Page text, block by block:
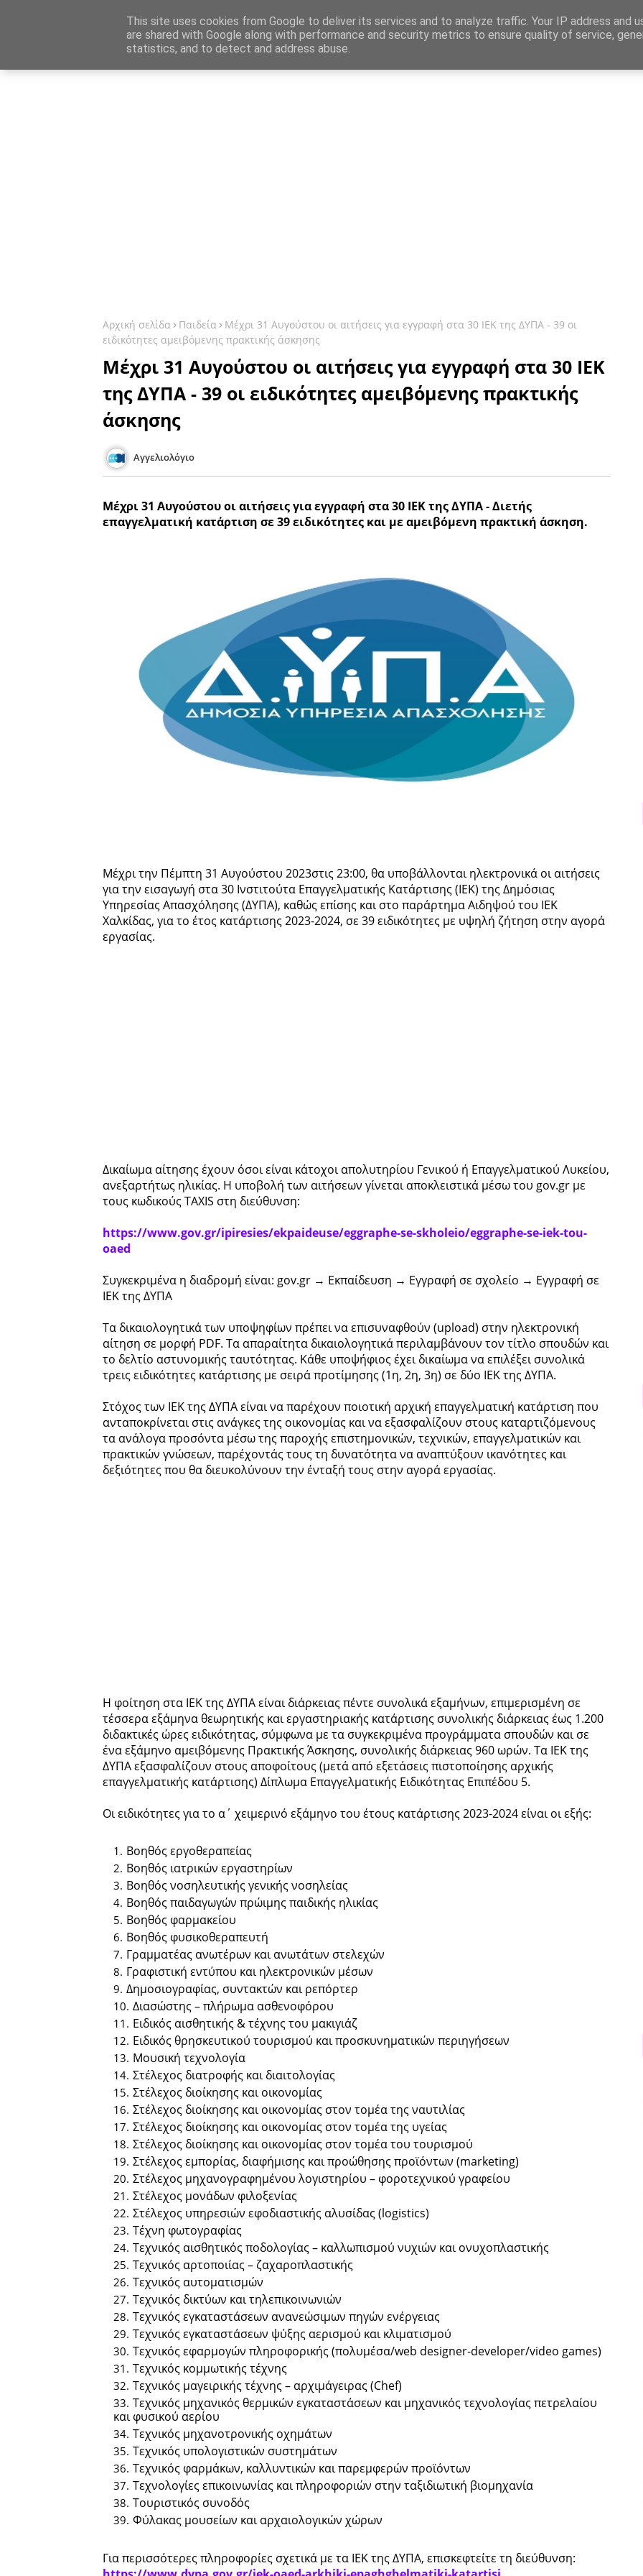
Καταχώρηση Αγγελίας Επικοινωνία Site Map
Ενημέρωση Αγγελίες Εργασίας
Αρχική σελίδα Παιδεία
Μέχρι 31 Αυγούστου οι αιτήσεις για εγγραφή στα 30 ΙΕΚ της ΔΥΠΑ - 39 οι
ειδικότητες αμειβόμενης πρακτικής άσκησης
Μέχρι 31 Αυγούστου οι αιτήσεις για εγγραφή στα 30 ΙΕΚ
της ΔΥΠΑ - 39 οι ειδικότητες αμειβόμενης πρακτικής
άσκησης
Αγγελιολόγιο
Μέχρι 31 Αυγούστου οι αιτήσεις για εγγραφή στα 30 ΙΕΚ της ΔΥΠΑ - Διετής
επαγγελματική κατάρτιση σε 39 ειδικότητες και με αμειβόμενη πρακτική άσκηση.
Μέχρι την Πέμπτη 31 Αυγούστου 2023στις 23:00, θα υποβάλλονται ηλεκτρονικά οι αιτήσεις
για την εισαγωγή στα 30 Ινστιτούτα Επαγγελματικής Κατάρτισης (ΙΕΚ) της Δημόσιας
Υπηρεσίας Απασχόλησης (ΔΥΠΑ), καθώς επίσης και στο παράρτημα Αιδηψού του ΙΕΚ
Χαλκίδας, για το έτος κατάρτισης 2023-2024, σε 39 ειδικότητες με υψηλή ζήτηση στην αγορά
εργασίας.
Δικαίωμα αίτησης έχουν όσοι είναι κάτοχοι απολυτηρίου Γενικού ή Επαγγελματικού Λυκείου,
ανεξαρτήτως ηλικίας. Η υποβολή των αιτήσεων γίνεται αποκλειστικά μέσω του gov.gr με
τους κωδικούς TAXIS στη διεύθυνση:
https://www.gov.gr/ipiresies/ekpaideuse/eggraphe-se-skholeio/eggraphe-se-iek-tou-
oaed
Συγκεκριμένα η διαδρομή είναι: gov.gr → Εκπαίδευση → Εγγραφή σε σχολείο → Εγγραφή σε
ΙΕΚ της ΔΥΠΑ
Τα δικαιολογητικά των υποψηφίων πρέπει να επισυναφθούν (upload) στην ηλεκτρονική
αίτηση σε μορφή PDF. Τα απαραίτητα δικαιολογητικά περιλαμβάνουν τον τίτλο σπουδών και
το δελτίο αστυνομικής ταυτότητας. Κάθε υποψήφιος έχει δικαίωμα να επιλέξει συνολικά
τρεις ειδικότητες κατάρτισης με σειρά προτίμησης (1η, 2η, 3η) σε δύο ΙΕΚ της ΔΥΠΑ.
Στόχος των ΙΕΚ της ΔΥΠΑ είναι να παρέχουν ποιοτική αρχική επαγγελματική κατάρτιση που
ανταποκρίνεται στις ανάγκες της οικονομίας και να εξασφαλίζουν στους καταρτιζόμενους
τα ανάλογα προσόντα μέσω της παροχής επιστημονικών, τεχνικών, επαγγελματικών και
πρακτικών γνώσεων, παρέχοντάς τους τη δυνατότητα να αναπτύξουν ικανότητες και
δεξιότητες που θα διευκολύνουν την ένταξή τους στην αγορά εργασίας.
Η φοίτηση στα ΙΕΚ της ΔΥΠΑ είναι διάρκειας πέντε συνολικά εξαμήνων, επιμερισμένη σε
τέσσερα εξάμηνα θεωρητικής και εργαστηριακής κατάρτισης συνολικής διάρκειας έως 1.200
διδακτικές ώρες ειδικότητας, σύμφωνα με τα συγκεκριμένα προγράμματα σπουδών και σε
ένα εξάμηνο αμειβόμενης Πρακτικής Άσκησης, συνολικής διάρκειας 960 ωρών. Τα ΙΕΚ της
ΔΥΠΑ εξασφαλίζουν στους αποφοίτους (μετά από εξετάσεις πιστοποίησης αρχικής
επαγγελματικής κατάρτισης) Δίπλωμα Επαγγελματικής Ειδικότητας Επιπέδου 5.
Οι ειδικότητες για το α΄ χειμερινό εξάμηνο του έτους κατάρτισης 2023-2024 είναι οι εξής:
Βοηθός εργοθεραπείας
Βοηθός ιατρικών εργαστηρίων
Βοηθός νοσηλευτικής γενικής νοσηλείας
Βοηθός παιδαγωγών πρώιμης παιδικής ηλικίας
Βοηθός φαρμακείου
Βοηθός φυσικοθεραπευτή
Γραμματέας ανωτέρων και ανωτάτων στελεχών
Γραφιστική εντύπου και ηλεκτρονικών μέσων
Δημοσιογραφίας, συντακτών και ρεπόρτερ
Διασώστης – πλήρωμα ασθενοφόρου
Ειδικός αισθητικής & τέχνης του μακιγιάζ
Ειδικός θρησκευτικού τουρισμού και προσκυνηματικών περιηγήσεων
Μουσική τεχνολογία
Στέλεχος διατροφής και διαιτολογίας
Στέλεχος διοίκησης και οικονομίας
Στέλεχος διοίκησης και οικονομίας στον τομέα της ναυτιλίας
Στέλεχος διοίκησης και οικονομίας στον τομέα της υγείας
Στέλεχος διοίκησης και οικονομίας στον τομέα του τουρισμού
Στέλεχος εμπορίας, διαφήμισης και προώθησης προϊόντων (marketing)
Στέλεχος μηχανογραφημένου λογιστηρίου – φοροτεχνικού γραφείου
Στέλεχος μονάδων φιλοξενίας
Στέλεχος υπηρεσιών εφοδιαστικής αλυσίδας (logistics)
Τέχνη φωτογραφίας
Τεχνικός αισθητικός ποδολογίας – καλλωπισμού νυχιών και ονυχοπλαστικής
Τεχνικός αρτοποιίας – ζαχαροπλαστικής
Τεχνικός αυτοματισμών
Τεχνικός δικτύων και τηλεπικοινωνιών
Τεχνικός εγκαταστάσεων ανανεώσιμων πηγών ενέργειας
Τεχνικός εγκαταστάσεων ψύξης αερισμού και κλιματισμού
Τεχνικός εφαρμογών πληροφορικής (πολυμέσα/web designer-developer/video games)
Τεχνικός κομμωτικής τέχνης
Τεχνικός μαγειρικής τέχνης – αρχιμάγειρας (Chef)
Τεχνικός μηχανικός θερμικών εγκαταστάσεων και μηχανικός τεχνολογίας πετρελαίου
και φυσικού αερίου
Τεχνικός μηχανοτρονικής οχημάτων
Τεχνικός υπολογιστικών συστημάτων
Τεχνικός φαρμάκων, καλλυντικών και παρεμφερών προϊόντων
Τεχνολογίες επικοινωνίας και πληροφοριών στην ταξιδιωτική βιομηχανία
Τουριστικός συνοδός
Φύλακας μουσείων και αρχαιολογικών χώρων
Για περισσότερες πληροφορίες σχετικά με τα ΙΕΚ της ΔΥΠΑ, επισκεφτείτε τη διεύθυνση:
This site uses cookies from Google to deliver its services and to analyze traffic. Your IP address and
are shared with Google along with performance and security metrics to ensure quality of service,
statistics, and to detect and address abuse.